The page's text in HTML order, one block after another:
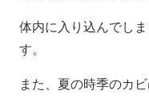
体内に入り込んでし
す。
また、夏の時季のカ